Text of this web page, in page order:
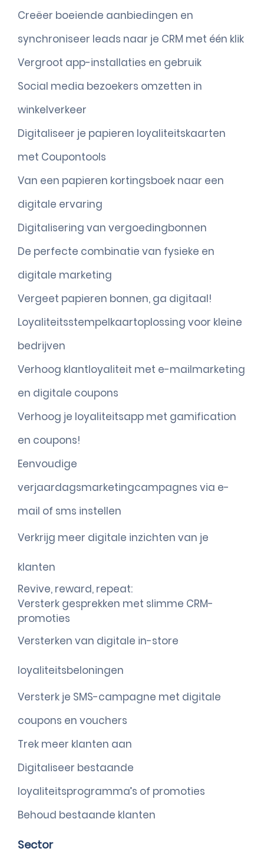
Creëer boeiende aanbiedingen en
synchroniseer leads naar je CRM met één klik
Vergroot app-installaties en gebruik
Social media bezoekers omzetten in
winkelverkeer
Digitaliseer je papieren loyaliteitskaarten
met Coupontools
Van een papieren kortingsboek naar een
digitale ervaring
Digitalisering van vergoedingbonnen
De perfecte combinatie van fysieke en
digitale marketing
Vergeet papieren bonnen, ga digitaal!
Loyaliteitsstempelkaartoplossing voor kleine
bedrijven
Verhoog klantloyaliteit met e-mailmarketing
en digitale coupons
Verhoog je loyaliteitsapp met gamification
en coupons!
Eenvoudige
verjaardagsmarketingcampagnes via e-
mail of sms instellen
Verkrijg meer digitale inzichten van je
klanten
Revive, reward, repeat:
Versterk gesprekken met slimme CRM-
promoties
Versterken van digitale in-store
loyaliteitsbeloningen
Versterk je SMS-campagne met digitale
coupons en vouchers
Trek meer klanten aan
Digitaliseer bestaande
loyaliteitsprogramma’s of promoties
Behoud bestaande klanten
Sector